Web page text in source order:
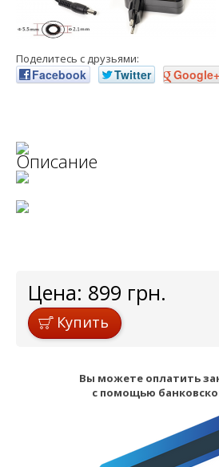
Поделитесь с друзьями:
Facebook Twitter Google+
Описание
Цена: 899 грн.
Купить
Вы можете оплатить
с помощью